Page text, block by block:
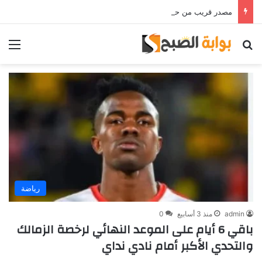
بحث عن
رياضة
admin منذ 3 أسابيع 0
باقي 6 أيام على الموعد النهائي لرخصة الزمالك
والتحدي الأكبر أمام نادي نداي